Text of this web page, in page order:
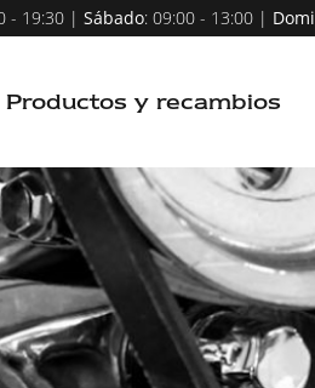
- 19:30 | Sábado: 09:00 - 13:00 |
Productos y recambios